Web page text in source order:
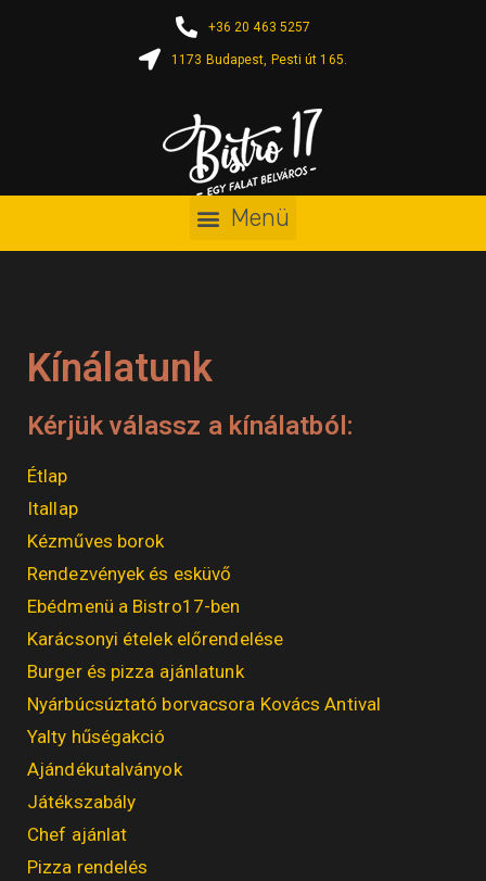
+36 20 463 5257
1173 Budapest, Pesti út 165.
Kínálatunk
Kérjük válassz a kínálatból:
Étlap
Itallap
Kézműves borok
Rendezvények és esküvő
Ebédmenü a Bistro17-ben
Karácsonyi ételek előrendelése
Burger és pizza ajánlatunk
Nyárbúcsúztató borvacsora Kovács Antival
Yalty hűségakció
Ajándékutalványok
Játékszabály
Chef ajánlat
Pizza rendelés